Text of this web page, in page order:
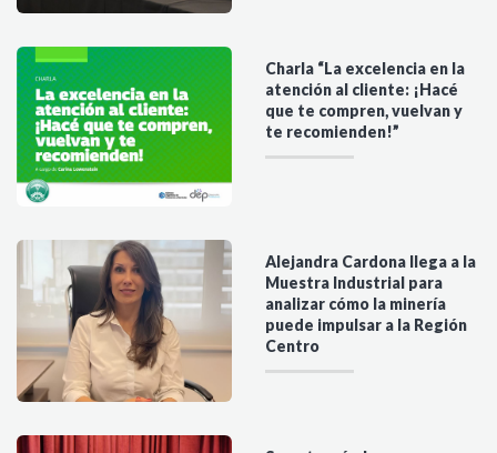
Charla “La excelencia en la
atención al cliente: ¡Hacé
que te compren, vuelvan y
te recomienden!”
Alejandra Cardona llega a la
Muestra Industrial para
analizar cómo la minería
puede impulsar a la Región
Centro